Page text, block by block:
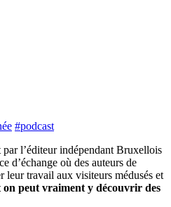
#podcast
par l’éditeur indépendant Bruxellois
d’échange où des auteurs de
leur travail aux visiteurs médusés et
on peut vraiment y découvrir des